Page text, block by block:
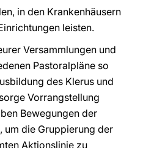
in den Krankenhäusern
leisten.
Versammlungen und
Pastoralpläne so
des Klerus und
Vorrangstellung
Bewegungen der
um die Gruppierung der
Aktionslinie zu